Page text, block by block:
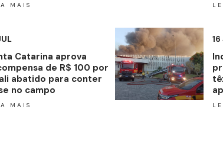
MAIS
Catarina aprova
de R$ 100 por
abatido para conter
no campo
MAIS
16